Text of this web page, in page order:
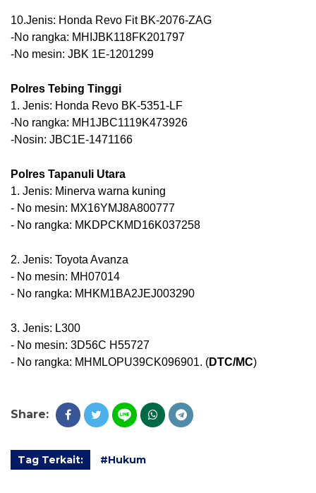
10.Jenis: Honda Revo Fit BK-2076-ZAG
-No rangka: MHIJBK118FK201797
-No mesin: JBK 1E-1201299
Polres Tebing Tinggi
1. Jenis: Honda Revo BK-5351-LF
-No rangka: MH1JBC1119K473926
-Nosin: JBC1E-1471166
Polres Tapanuli Utara
1. Jenis: Minerva warna kuning
- No mesin: MX16YMJ8A800777
- No rangka: MKDPCKMD16K037258
2. Jenis: Toyota Avanza
- No mesin: MH07014
- No rangka: MHKM1BA2JEJ003290
3. Jenis: L300
- No mesin: 3D56C H55727
- No rangka: MHMLOPU39CK096901. (DTC/MC)
Share:
Tag Terkait: #Hukum